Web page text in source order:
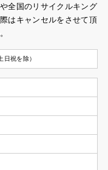
全国のリサイクルキング
はキャンセルをさせて頂
祝を除）